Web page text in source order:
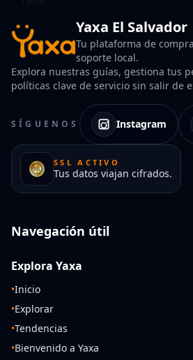
Yaxa El Salvador
Tu plataforma de
soporte local.
Explora nuestras guías, gestiona tus
políticas clave de servicio sin salir de
SÍGUENOS Instagram
SSL ACTIVO
Tus datos viajan cifrados.
Navegación útil
Explora Yaxa
•Inicio
•Explorar
•Tendencias
•Bienvenido a Yaxa